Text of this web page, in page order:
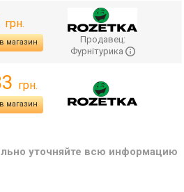
грн.
магазин
Продавец:
Фурнітурика
грн.
магазин
уточняйте всю информацию